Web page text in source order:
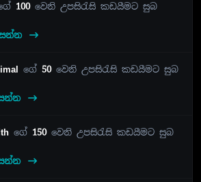
100වෙනි උපසිරැසි කඩයීමට සුබ
ගේ 50වෙනි උපසිරැසි කඩයීමට සුබ
ගේ 150වෙනි උපසිරැසි කඩයීමට සුබ